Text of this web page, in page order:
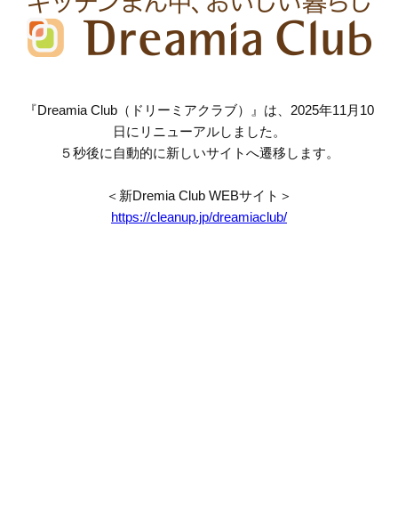
『Dreamia Club（ドリーミアクラブ）』は、2025年11月10
日にリニューアルしました。
５秒後に自動的に新しいサイトへ遷移します。
＜新Dremia Club WEBサイト＞
https://cleanup.jp/dreamiaclub/